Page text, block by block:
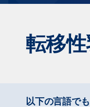
転移
以下の言語で